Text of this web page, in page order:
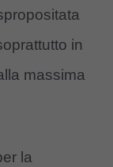
in
massima
la